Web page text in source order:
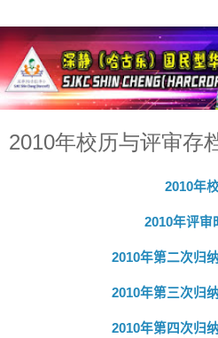
2010年校历与评审存
2010年
2010年评审
2010年第二次归
2010年第三次归
2010年第四次归